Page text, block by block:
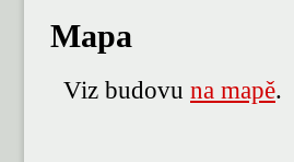
Mapa
Viz budovu na mapě.